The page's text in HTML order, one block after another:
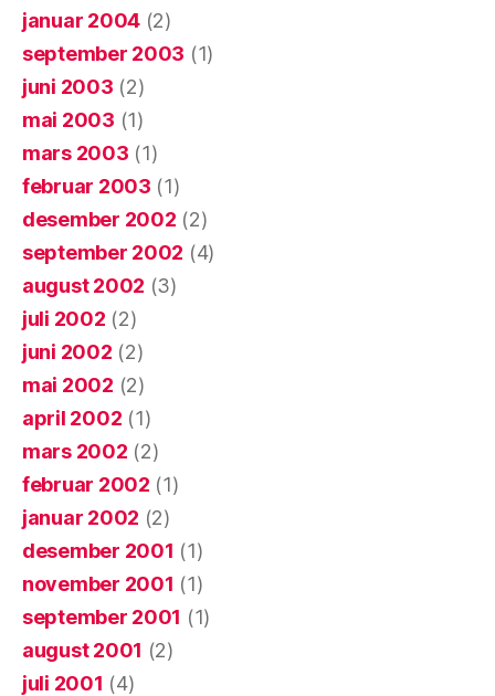
januar 2004 (2)
september 2003 (1)
juni 2003 (2)
mai 2003 (1)
mars 2003 (1)
februar 2003 (1)
desember 2002 (2)
september 2002 (4)
august 2002 (3)
juli 2002 (2)
juni 2002 (2)
mai 2002 (2)
april 2002 (1)
mars 2002 (2)
februar 2002 (1)
januar 2002 (2)
desember 2001 (1)
november 2001 (1)
september 2001 (1)
august 2001 (2)
juli 2001 (4)